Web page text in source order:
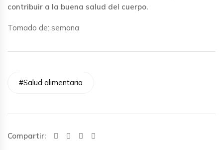
contribuir a la buena salud del cuerpo.
Tomado de: semana
#Salud alimentaria
Compartir: